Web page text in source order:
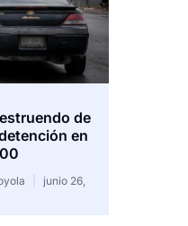
de
en
junio 26,